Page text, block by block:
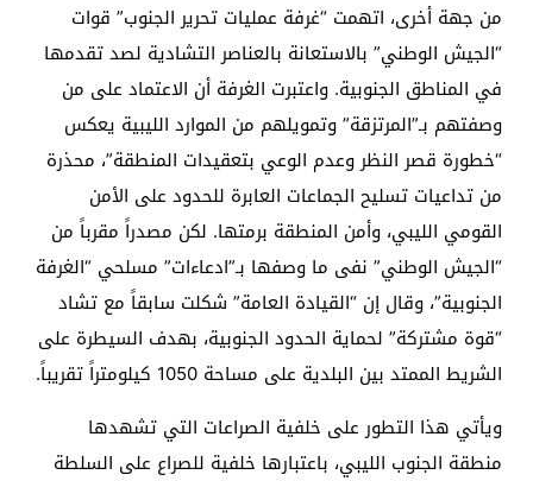
من جهة أخرى، اتهمت “غرفة عمليات تحرير الجنوب” قوات
“الجيش الوطني” بالاستعانة بالعناصر التشادية لصد تقدمها
في المناطق الجنوبية. واعتبرت الغرفة أن الاعتماد على من
وصفتهم بـ”المرتزقة” وتمويلهم من الموارد الليبية يعكس
“خطورة قصر النظر وعدم الوعي بتعقيدات المنطقة”، محذرة
من تداعيات تسليح الجماعات العابرة للحدود على الأمن
القومي الليبي، وأمن المنطقة برمتها. لكن مصدراً مقرباً من
“الجيش الوطني” نفى ما وصفها بـ”ادعاءات” مسلحي “الغرفة
الجنوبية”، وقال إن “القيادة العامة” شكلت سابقاً مع تشاد
“قوة مشتركة” لحماية الحدود الجنوبية، بهدف السيطرة على
الشريط الممتد بين البلدية على مساحة 1050 كيلومتراً تقريباً.
ويأتي هذا التطور على خلفية الصراعات التي تشهدها
منطقة الجنوب الليبي، باعتبارها خلفية للصراع على السلطة